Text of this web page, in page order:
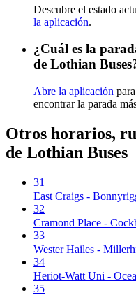
Descubre el estado
la aplicación.
¿Cuál es la
de Lothian
Abre la aplicación
encontrar la parada
Otros horarios,
de Lothian Buses
31
East Craigs -
32
Cramond Place -
33
Wester Hailes -
34
Heriot-Watt Uni -
35